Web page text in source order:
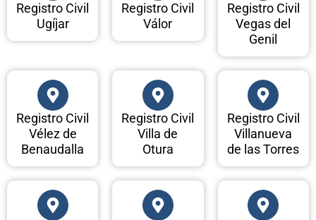
Registro Civil
Ugíjar
Registro Civil
Válor
Registro Civil
Vegas del
Genil
Registro Civil
Vélez de
Benaudalla
Registro Civil
Villa de
Otura
Registro Civil
Villanueva
de las Torres